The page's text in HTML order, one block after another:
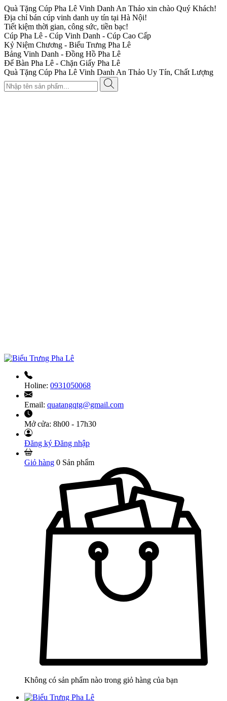
Quà Tặng Cúp Pha Lê Vinh Danh An Thảo xin chào Quý Khách!
Địa chỉ bán cúp vinh danh uy tín tại Hà Nội!
Tiết kiệm thời gian, công sức, tiền bạc!
Cúp Pha Lê - Cúp Vinh Danh - Cúp Cao Cấp
Kỷ Niệm Chương - Biểu Trưng Pha Lê
Bảng Vinh Danh - Đồng Hồ Pha Lê
Để Bàn Pha Lê - Chặn Giấy Pha Lê
Quà Tặng Cúp Pha Lê Vinh Danh An Thảo Uy Tín, Chất Lượng
Holine: 0931050068
Email: quatangqtg@gmail.com
Mở cửa: 8h00 - 17h30
Đăng ký Đăng nhập
Giỏ hàng 0 Sản phẩm
Không có sản phẩm nào trong giỏ hàng của bạn